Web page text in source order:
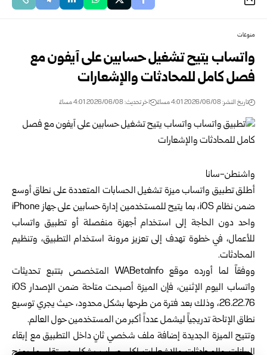
منوعات
واتساب يتيح تشغيل حسابين على آيفون مع
فصل كامل للمحادثات والإشعارات
تاريخ النشر: 2026/06/08 4:01 مساءً اخر تحديث: 2026/06/08 4:01 مساءً
واشنطن-سانا
أطلق تطبيق واتساب ميزة تشغيل الحسابات المتعددة على نطاق أوسع
ضمن نظام iOS، بما يتيح للمستخدمين إدارة حسابين على جهاز iPhone
واحد دون الحاجة إلى استخدام أجهزة منفصلة أو تطبيق واتساب
للأعمال، في خطوة تهدف إلى تعزيز مرونة استخدام التطبيق، وتنظيم
المحادثات.
ووفقاً لما أورده موقع WABetaInfo المتخصص بتتبع تحديثات
واتساب اليوم الإثنين، فإن الميزة أصبحت متاحة ضمن الإصدار iOS
26.22.76، وذلك بعد فترة من طرحها بشكل محدود، حيث يجري توسيع
نطاق الإتاحة تدريجياً ليشمل عدداً أكبر من المستخدمين حول العالم.
وتتيح الميزة الجديدة إضافة ملف شخصي ثانٍ داخل التطبيق مع إبقاء